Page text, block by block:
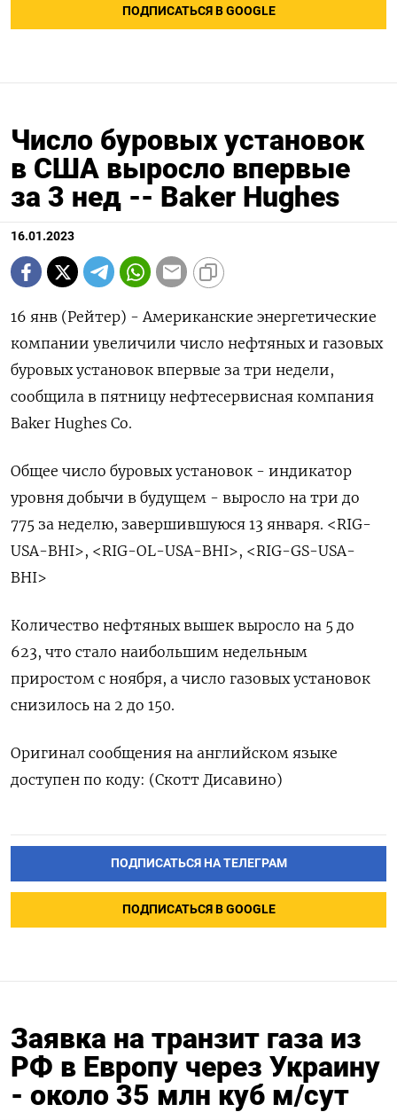
ПОДПИСАТЬСЯ В GOOGLE
Число буровых установок
в США выросло впервые
за 3 нед -- Baker Hughes
16.01.2023
16 янв (Рейтер) - Американские энергетические
компании увеличили число нефтяных и газовых
буровых установок впервые за три недели,
сообщила в пятницу нефтесервисная компания
Baker Hughes Co.
Общее число буровых установок - индикатор
уровня добычи в будущем - выросло на три до
775 за неделю, завершившуюся 13 января. <RIG-
USA-BHI>, <RIG-OL-USA-BHI>, <RIG-GS-USA-
BHI>
Количество нефтяных вышек выросло на 5 до
623, что стало наибольшим недельным
приростом с ноября, а число газовых установок
снизилось на 2 до 150.
Оригинал сообщения на английском языке
доступен по коду: (Скотт Дисавино)
ПОДПИСАТЬСЯ НА ТЕЛЕГРАМ
ПОДПИСАТЬСЯ В GOOGLE
Заявка на транзит газа из
РФ в Европу через Украину
- около 35 млн куб м/сут